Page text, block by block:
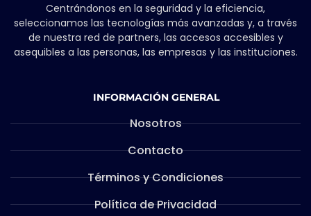
Centrándonos en la seguridad y la eficiencia,
seleccionamos las tecnologías más avanzadas y, a través
de nuestra red de partners, las accesos accesibles y
asequibles a las personas, las empresas y las instituciones.
INFORMACIÓN GENERAL
Nosotros
Contacto
Términos y Condiciones
Política de Privacidad